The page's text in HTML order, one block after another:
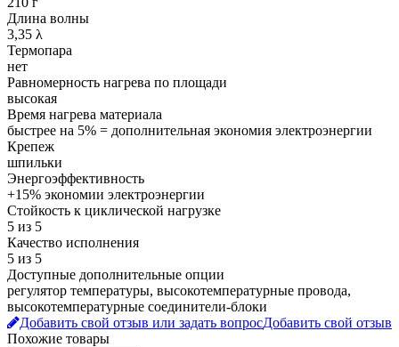
Длина волны
3,35 λ
Термопара
нет
Равномерность нагрева по площади
высокая
Время нагрева материала
быстрее на 5% = дополнительная экономия электроэнергии
Крепеж
шпильки
Энергоэффективность
+15% экономии электроэнергии
Стойкость к циклической нагрузке
5 из 5
Качество исполнения
5 из 5
Доступные дополнительные опции
регулятор температуры, высокотемпературные провода,
высокотемпературные соединители-блоки
Добавить свой отзыв или задать вопросДобавить свой отзыв
Похожие товары